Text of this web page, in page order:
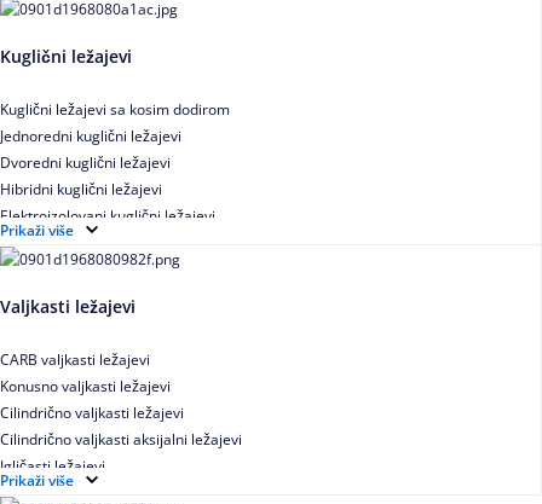
Kuglični ležajevi
Kuglični ležajevi sa kosim dodirom
Jednoredni kuglični ležajevi
Dvoredni kuglični ležajevi
Hibridni kuglični ležajevi
Elektroizolovani kuglični ležajevi
Samopodesivi kuglični ležajevi
Aksijalni kuglični ležajevi
Kuglični ležajevi od nerđajućeg čelika
Prikaži više
Valjkasti ležajevi
CARB valjkasti ležajevi
Konusno valjkasti ležajevi
Cilindrično valjkasti ležajevi
Cilindrično valjkasti aksijalni ležajevi
Igličasti ležajevi
Igličasti aksijalni ležajevi
Prikaži više